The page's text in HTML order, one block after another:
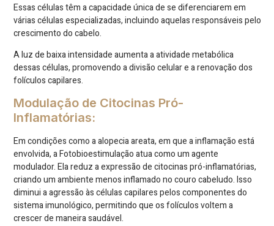
Essas células têm a capacidade única de se diferenciarem em
várias células especializadas, incluindo aquelas responsáveis pelo
crescimento do cabelo.
A luz de baixa intensidade aumenta a atividade metabólica
dessas células, promovendo a divisão celular e a renovação dos
folículos capilares.
Modulação de Citocinas Pró-
Inflamatórias:
Em condições como a alopecia areata, em que a inflamação está
envolvida, a Fotobioestimulação atua como um agente
modulador. Ela reduz a expressão de citocinas pró-inflamatórias,
criando um ambiente menos inflamado no couro cabeludo. Isso
diminui a agressão às células capilares pelos componentes do
sistema imunológico, permitindo que os folículos voltem a
crescer de maneira saudável.